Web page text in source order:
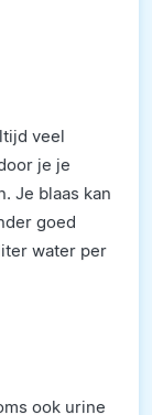
veel
je je
Je blaas kan
goed
water per
ook urine